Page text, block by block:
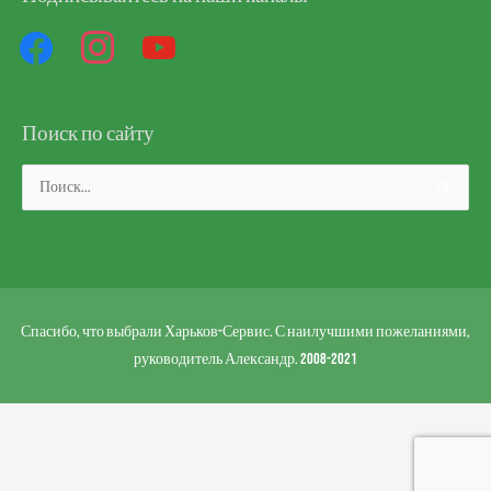
Поиск по сайту
Поиск:
Спасибо, что выбрали Харьков-Сервис. С наилучшими пожеланиями,
руководитель Александр. 2008-2021